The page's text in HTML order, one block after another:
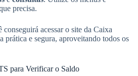
precisa.
conseguirá acessar o site da Caixa
prática e segura, aproveitando todos os
para Verificar o Saldo